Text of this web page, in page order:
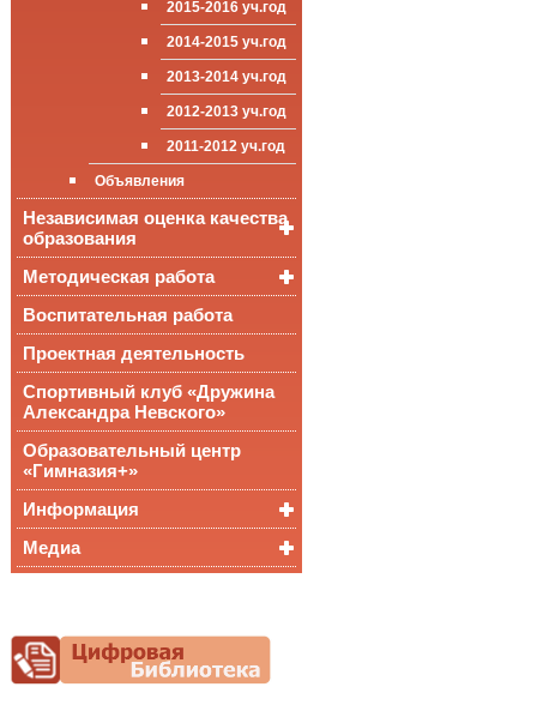
ООП СОО
школа»
приёма (перевода)
поддержки обучающихся
Международное
сотрудничество
Организация питания в
образовательной
организации
Достижения
2015-2016 уч.год
2014-2015 уч.год
2013-2014 уч.год
2012-2013 уч.год
2011-2012 уч.год
Объявления
Независимая оценка качества
образования
Независимая оценка
качества подготовки
обучающихся
Всероссийские
проверочные
работы
Всероссийская
олимпиада
мониторинг системы
образования
Методическая работа
Уроки, мероприятия
Публикации
Материалы
педагогического форума
Воспитательная работа
Проектная деятельность
Спортивный клуб «Дружина
Александра Невского»
Образовательный центр
«Гимназия+»
Информация
Снижение
документационной
нагрузки
Медиа